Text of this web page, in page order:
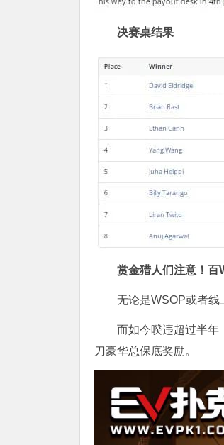
决赛桌结果
赏金猎人们注意！ 百
无论是WSOP或者线
而如今暌违超过半年
刀豪华总保底奖励。